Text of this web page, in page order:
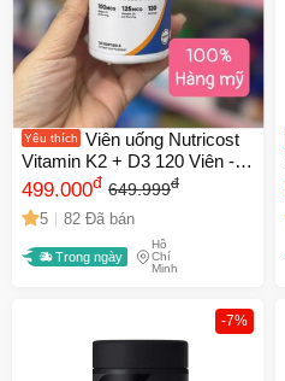
Yêu thích
Viên uống Nutricost
Vitamin K2 + D3 120 Viên -
Hỗ trợ Hấp Thụ Canxi,
Xương Chắc Khỏe, Tăng
Cường Sức Đề Kháng
499.000đ 649.999đ
5 82 Đã bán
Trong ngày
Hồ
Chí
Minh
-7%